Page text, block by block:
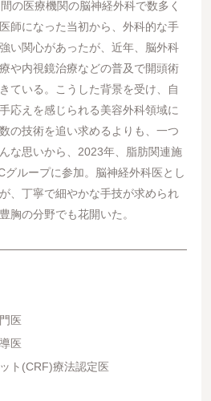
の医療機関の脳神経外科で数多く
師になった当初から、外科的な⼿
い関⼼があったが、近年、脳外科
や内視鏡治療などの普及で開頭術
ている。こうした背景を受け、⾃
応えを感じられる美容外科領域に
の技術を追い求めるよりも、⼀つ
な思いから、2023年、脂肪関連施
ループに参加。脳神経外科医とし
、丁寧で細やかな⼿技が求められ
胸の分野でも花開いた。
医
医
ト(CRF)療法認定医